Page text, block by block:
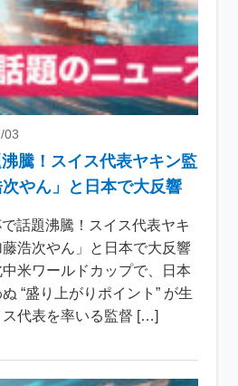
03
騰！スイス代表ヤキン監
やん」と日本で大反響
話題沸騰！スイス代表ヤキ
浩次やん」と日本で大反響
米ワールドカップで、日本
“盛り上がりポイント” が生
ス代表を率いる監督 […]